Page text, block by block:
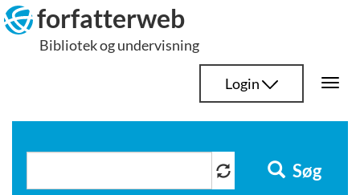
Hop
til
indhold
forfatterweb
Bibliotek og undervisning
Login
Søg